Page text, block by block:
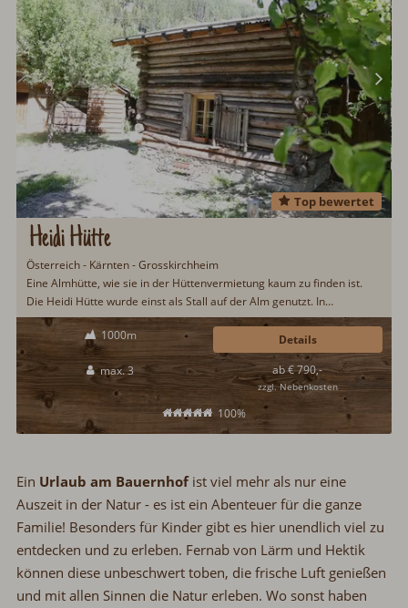
Heidi Hütte
Top bewertet
Österreich - Kärnten - Grosskirchheim
Eine Almhütte, wie sie in der Hüttenvermietung kaum zu finden ist.
Die Heidi Hütte wurde einst als Stall auf der Alm genutzt. In
aufwendiger Handarbeit wurde die Heidi Hütte auf der Alm abgebaut,
ins Tal gebracht, ökologisch aufbereitet und an ihrem jetzigen
Standort wieder liebevoll aufgebaut. Frühstücksservice, Halbpension,
Sauna & Dampfbad...
1000m
max. 3
100%
ab € 790,-
zzgl. Nebenkosten
Details
Ein Urlaub am Bauernhofist viel mehr als nur eine
Auszeit in der Natur - es ist ein Abenteuer für die ganze
Familie! Besonders für Kinder gibt es hier unendlich viel zu
entdecken und zu erleben. Fernab von Lärm und Hektik
können diese unbeschwert toben, die frische Luft genießen
und mit allen Sinnen die Natur erleben. Wo sonst haben